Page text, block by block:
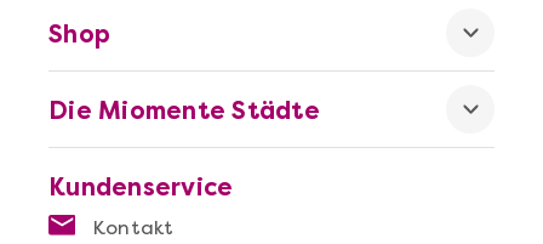
Die beste Pizza@Home
Kundenservice
Kontakt
Die Miomente Städte
Shop